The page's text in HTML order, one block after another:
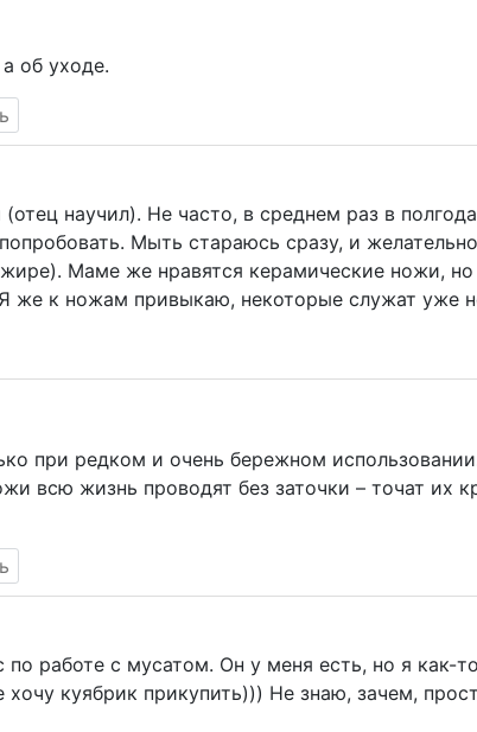
об уходе.
научил). Не часто, в среднем раз в
Мыть стараюсь сразу, и
Маме же нравятся керамические ножи, но
же к ножам привыкаю, некоторые служат уже
при редком и очень бережном
всю жизнь проводят без заточки – точат их
по работе с мусатом. Он у меня есть, но я как-
хочу куябрик прикупить))) Не знаю, зачем,